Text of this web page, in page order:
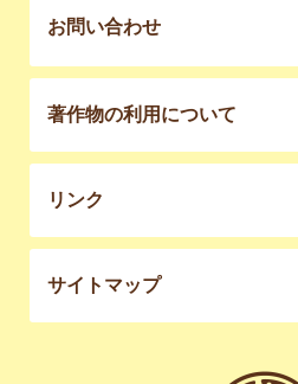
お問い合わせ
著作物の利用について
リンク
サイトマップ